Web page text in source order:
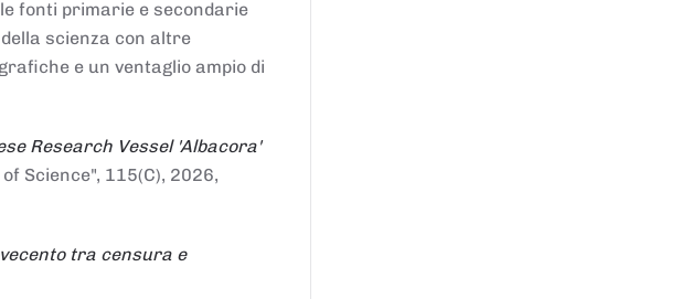
fonti primarie e secondarie
scienza con altre
e un ventaglio ampio di
Research Vessel 'Albacora'
Science", 115(C), 2026,
tra censura e